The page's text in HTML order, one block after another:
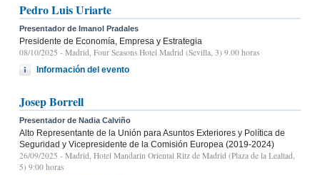
Pedro Luis Uriarte
Presentador de Imanol Pradales
Presidente de Economía, Empresa y Estrategia
08/10/2025 - Madrid, Four Seasons Hotel Madrid (Sevilla, 3) 9.00 horas
Información del evento
Josep Borrell
Presentador de Nadia Calviño
Alto Representante de la Unión para Asuntos Exteriores y Política de
Seguridad y Vicepresidente de la Comisión Europea (2019-2024)
26/09/2025 - Madrid, Hotel Mandarin Oriental Ritz de Madrid (Plaza de la Lealtad,
5) 9:00 horas